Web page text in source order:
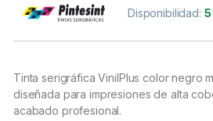
Disponibilidad:
Tinta serigráfica VinilPlus color negro
diseñada para impresiones de alta
acabado profesional.